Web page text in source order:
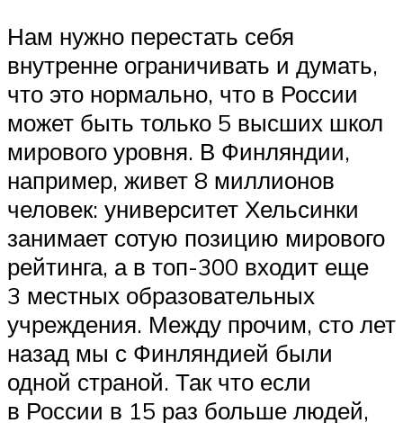
Нам нужно перестать себя
внутренне ограничивать и думать,
что это нормально, что в России
может быть только 5 высших школ
мирового уровня. В Финляндии,
например, живет 8 миллионов
человек: университет Хельсинки
занимает сотую позицию мирового
рейтинга, а в топ-300 входит еще
3 местных образовательных
учреждения. Между прочим, сто лет
назад мы с Финляндией были
одной страной. Так что если
в России в 15 раз больше людей,